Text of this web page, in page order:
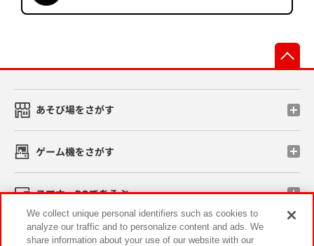
あそび場をさがす
ゲーム機をさがす
スマホ・PCであそぶ
イベント・キャンペーン
We collect unique personal identifiers such as cookies to
analyze our traffic and to personalize content and ads. We
share information about your use of our website with our